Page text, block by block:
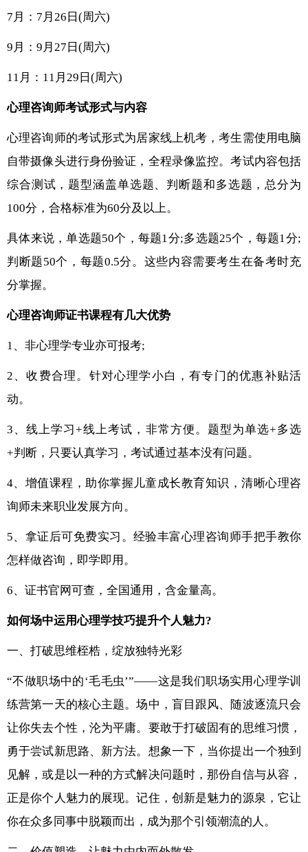
7月：7月26日(周六)
9月：9月27日(周六)
11月：11月29日(周六)
心理咨询师考试形式与内容
心理咨询师的考试形式为居家线上机考，考生需使用电脑
自带摄像头进行身份验证，全程录像监控。考试内容包括
综合测试，题型涵盖单选题、判断题和多选题，总分为
100分，合格标准为60分及以上。
具体来说，单选题50个，每题1分;多选题25个，每题1分;
判断题50个，每题0.5分。这些内容需要考生在备考时充
分掌握。
心理咨询师证书课程有几大优势
1、非心理学专业亦可报考;
2、收费合理。针对心理学小白，有专门的优惠补贴活
动。
3、线上学习+线上考试，非常方便。题型为单选+多选
+判断，只要认真学习，考试通过基本没有问题。
4、增值课程，助你掌握儿童成长教育知识，清晰心理咨
询师未来职业发展方向。
5、拿证后可免费实习。经验丰富心理咨询师手把手教你
怎样做咨询，即学即用。
6、证书官网可查，全国通用，含金量高。
如何场中运用心理学技巧提升个人魅力?
一、打破思维桎梏，绽放独特光彩
“不做职场中的‘毛毛虫’”——这是我们职场实用心理学训
练营第一天的核心主题。场中，盲目跟风、随波逐流只会
让你失去个性，沦为平庸。要敢于打破固有的思维习惯，
勇于尝试新思路、新方法。想象一下，当你提出一个独到
见解，或是以一种的方式解决问题时，那份自信与从容，
正是你个人魅力的展现。记住，创新是魅力的源泉，它让
你在众多同事中脱颖而出，成为那个引领潮流的人。